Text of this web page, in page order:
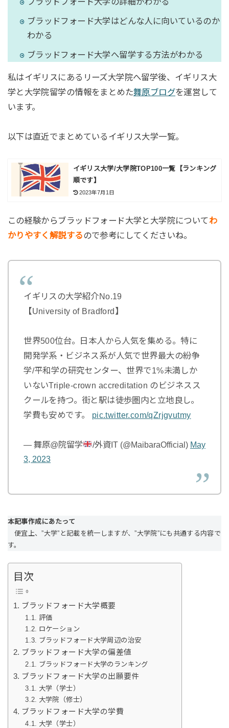
ブラッドフォード大学はどんな人に向いているのか
わかる
ブラッドフォード大学へ留学する方法がわかる
私はイギリスにあるリーズ大学院へ留学後、イギリス大
学と大学院留学の情報をまとめた舞原ブログを運営して
います。
以下は直近でまとめているイギリス大学一覧。
イギリス大学/大学院TOP100一覧【ランキング
順です】
2023年7月1日
この経験からブラッドフォード大学と大学院についてわ
かりやすく解説するので参考にしてくださいね。
イギリスの大学紹介No.19
【University of Bradford】
世界500位台。日本人から人気を集める。特に
開発学系・ビジネス系が人気で世界最大の紛争
学/平和学の研究センター、世界で1%未満しか
いないTriple-crown accreditation のビジネスス
クールを持つ。街と駅は徒歩圏内と立地良し。
学費も安めです。 pic.twitter.com/qZrjgvutmy
— 舞原@院留学 /外資IT (@MaibaraOfficial) May
3, 2023
本記事作成にあたって
便宜上、”大学”と記載を統一しますが、”大学院”にも共通する内容で
す。
目次
ブラッドフォード大学概要
評価
ロケーション
ブラッドフォード大学周辺の治安
ブラッドフォード大学の偏差値
ブラッドフォード大学のランキング
ブラッドフォード大学の出願要件
大学（学士）
大学院（修士）
ブラッドフォード大学の学費
大学（学士）